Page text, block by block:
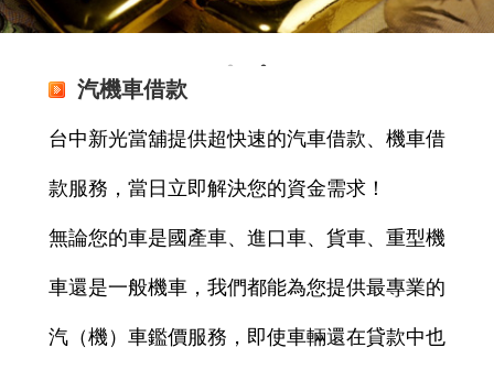
汽機車借款
台中新光當舖提供超快速的汽車借款、機車借
款服務，當日立即解決您的資金需求！
無論您的車是國產車、進口車、貨車、重型機
車還是一般機車，我們都能為您提供最專業的
汽（機）車鑑價服務，即使車輛還在貸款中也